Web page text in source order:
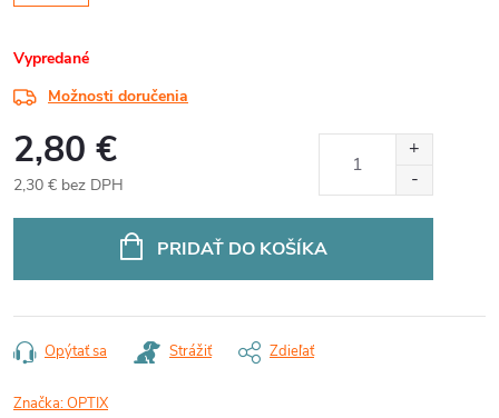
Vypredané
Možnosti doručenia
2,80 €
2,30 € bez DPH
PRIDAŤ DO KOŠÍKA
Opýtať sa Strážiť Zdieľať
Značka:OPTIX